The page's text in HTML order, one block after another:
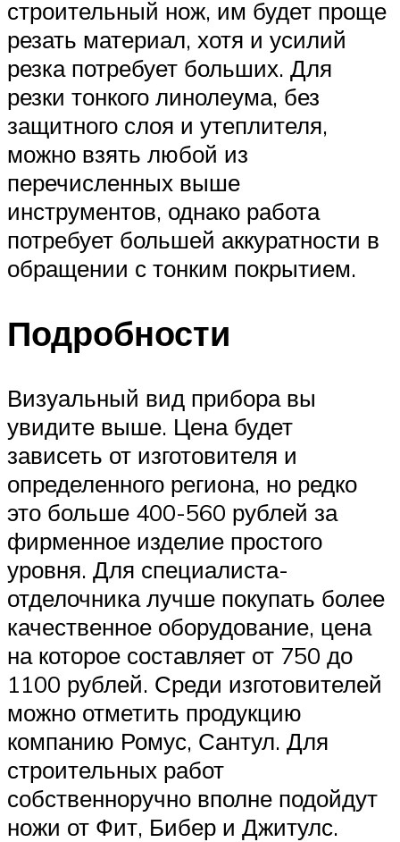
строительный нож, им будет проще
резать материал, хотя и усилий
резка потребует больших. Для
резки тонкого линолеума, без
защитного слоя и утеплителя,
можно взять любой из
перечисленных выше
инструментов, однако работа
потребует большей аккуратности в
обращении с тонким покрытием.
Подробности
Визуальный вид прибора вы
увидите выше. Цена будет
зависеть от изготовителя и
определенного региона, но редко
это больше 400-560 рублей за
фирменное изделие простого
уровня. Для специалиста-
отделочника лучше покупать более
качественное оборудование, цена
на которое составляет от 750 до
1100 рублей. Среди изготовителей
можно отметить продукцию
компанию Ромус, Сантул. Для
строительных работ
собственноручно вполне подойдут
ножи от Фит, Бибер и Джитулс.